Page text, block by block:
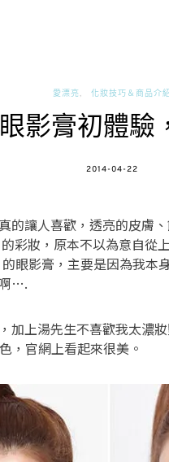
愛漂亮 化妝技巧＆商品介紹
影膏初體
POSTED
2014-04-22
的讓人喜歡，透亮的皮膚
彩妝，原本不以為意自
眼影膏，主要是因為我
….
加上湯先生不喜歡我太濃
，官網上看起來很美。